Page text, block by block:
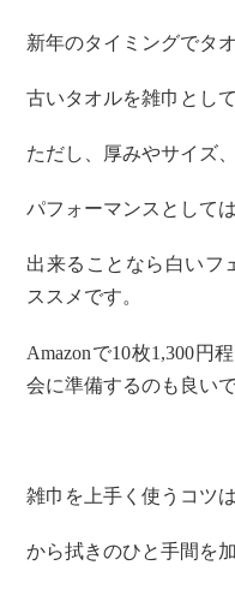
新年のタイミングでタ
古いタオルを雑巾とし
ただし、厚みやサイズ
パフォーマンスとして
出来ることなら白いフ
ススメです。
Amazonで10枚1,300円
会に準備するのも良いで
雑巾を上手く使うコツ
から拭きのひと手間を